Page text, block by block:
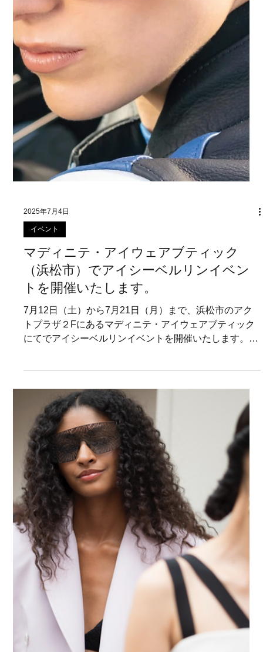
イベント
ic! berlin TRUNK SHOW＠堀部眼鏡
8月9日（土）から8月31日（日）までの期間、横浜市青
葉区にある「堀部眼鏡」でic! berlin のトランクショーを
開催いたします。